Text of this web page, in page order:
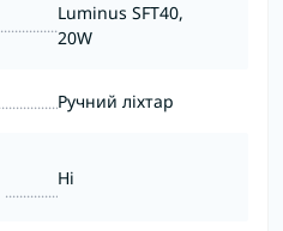
Luminus SFT40,
20W
Ручний ліхтар
Ні